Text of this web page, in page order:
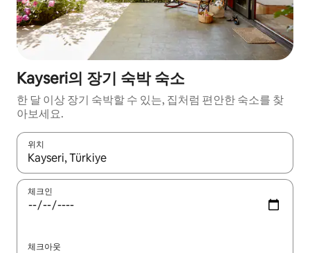
Kayseri의 장기 숙박 숙소
한 달 이상 장기 숙박할 수 있는, 집처럼 편안한 숙소를 찾
아보세요.
위치
결과가 나오면 위·아래 화살표 키를 사용하거나 터치 또는 스와이
체크인
체크아웃